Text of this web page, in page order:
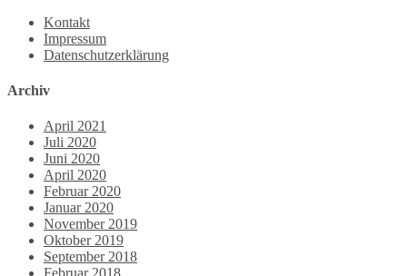
Kontakt
Impressum
Datenschutzerklärung
Archiv
April 2021
Juli 2020
Juni 2020
April 2020
Februar 2020
Januar 2020
November 2019
Oktober 2019
September 2018